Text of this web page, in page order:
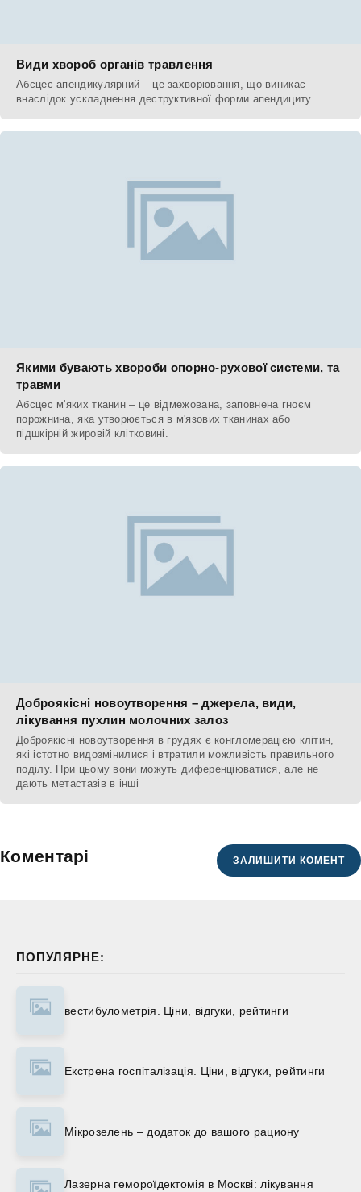
ПОПУЛЯРНЕ:
вестибулометрія. Ціни, відгуки, рейтинги
Екстрена госпіталізація. Ціни, відгуки, рейтинги
Мікрозелень – додаток до вашого рациону
Лазерна гемороїдектомія в Москві: лікування
Види хвороб органів травлення
Абсцес апендикулярний – це захворювання, що виникає
внаслідок ускладнення деструктивної форми апендициту.
Якими бувають хвороби опорно-рухової системи, та
травми
Абсцес м'яких тканин – це відмежована, заповнена гноєм
порожнина, яка утворюється в м'язових тканинах або
підшкірній жировій клітковині.
Доброякісні новоутворення – джерела, види,
лікування пухлин молочних залоз
Доброякісні новоутворення в грудях є конгломерацією клітин,
які істотно видозмінилися і втратили можливість правильного
поділу. При цьому вони можуть диференціюватися, але не
дають метастазів в інші
Коментарі ЗАЛИШИТИ КОМЕНТ